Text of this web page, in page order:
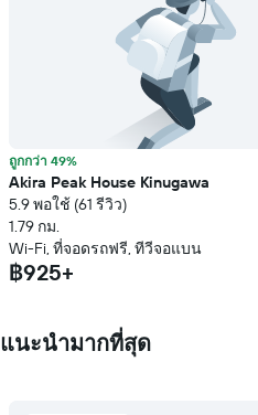
ถูกกว่า 49%
Akira Peak House Kinugawa
5.9 พอใช้ (61 รีวิว)
1.79 กม.
Wi-Fi, ที่จอดรถฟรี, ทีวีจอแบน
฿925+
แนะนำมากที่สุด